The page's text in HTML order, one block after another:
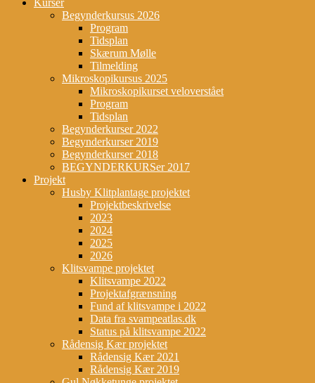
Kurser
Begynderkursus 2026
Program
Tidsplan
Skærum Mølle
Tilmelding
Mikroskopikursus 2025
Mikroskopikurset veloverstået
Program
Tidsplan
Begynderkurser 2022
Begynderkurser 2019
Begynderkurser 2018
BEGYNDERKURSer 2017
Projekt
Husby Klitplantage projektet
Projektbeskrivelse
2023
2024
2025
2026
Klitsvampe projektet
Klitsvampe 2022
Projektafgrænsning
Fund af klitsvampe i 2022
Data fra svampeatlas.dk
Status på klitsvampe 2022
Rådensig Kær projektet
Rådensig Kær 2021
Rådensig Kær 2019